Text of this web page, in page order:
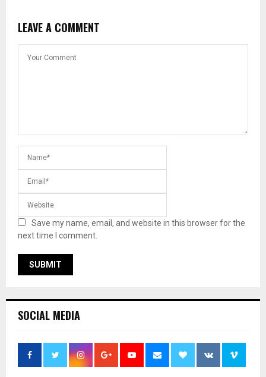
LEAVE A COMMENT
Save my name, email, and website in this browser for the
next time I comment.
SOCIAL MEDIA